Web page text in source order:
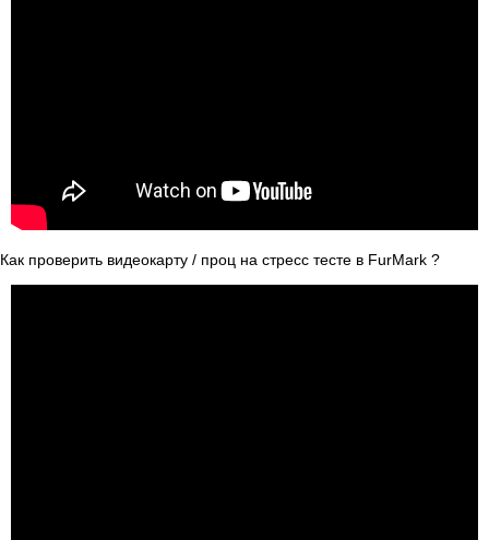
Как проверить видеокарту / проц на стресс тесте в FurMark ?